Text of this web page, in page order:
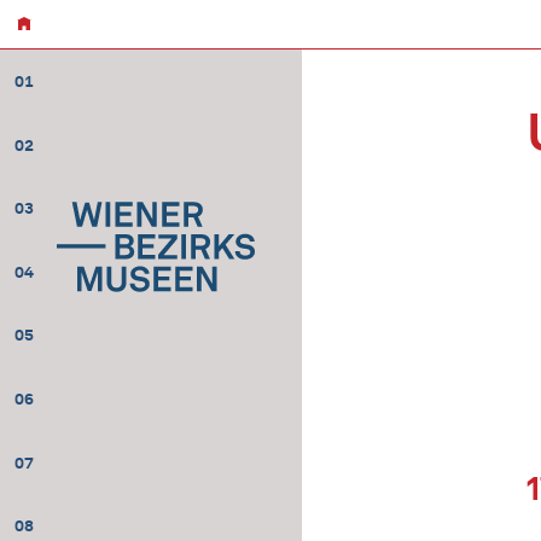
01
02
03
04
05
06
07
08